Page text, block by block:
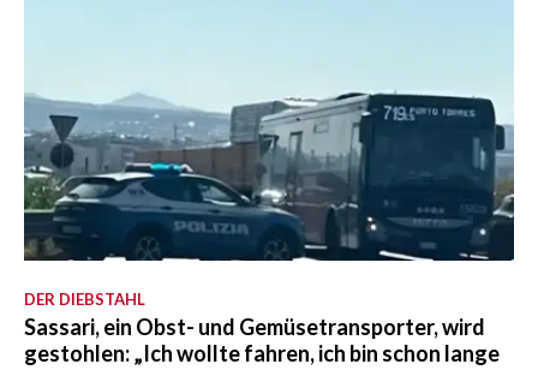
DER DIEBSTAHL
Sassari, ein Obst- und Gemüsetransporter, wird
gestohlen: „Ich wollte fahren, ich bin schon lange